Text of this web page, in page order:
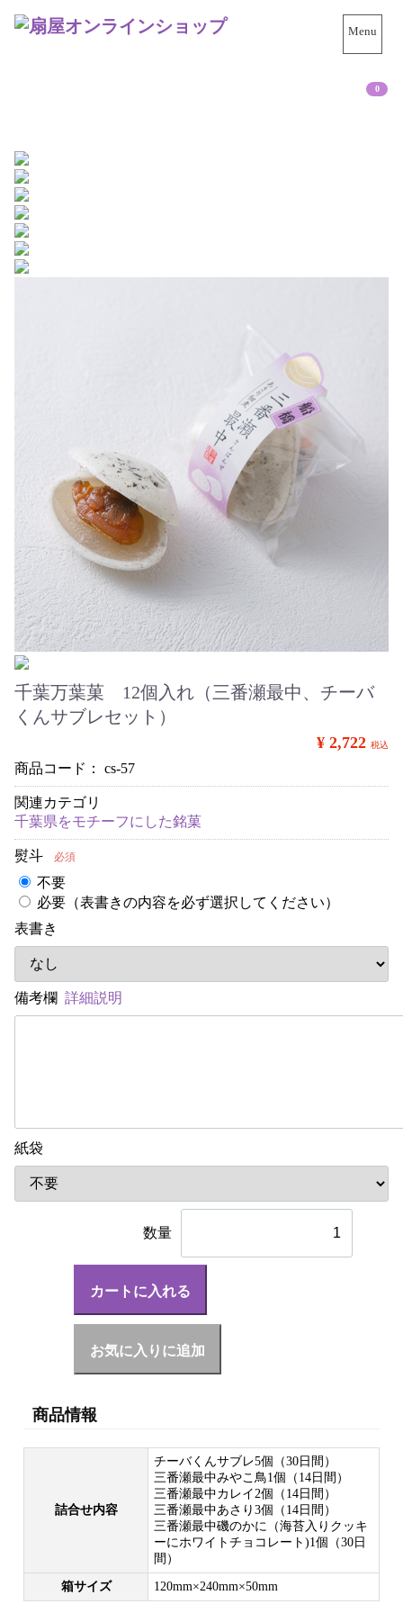
0
Menu
千葉万葉菓 12個入れ（三番瀬最中、チーバ
くんサブレセット）
¥ 2,722 税込
商品コード： cs-57
関連カテゴリ
千葉県をモチーフにした銘菓
熨斗 必須
不要
必要（表書きの内容を必ず選択してください）
表書き
備考欄 詳細説明
紙袋
数量
カートに入れる
お気に入りに追加
商品情報
詰合せ内容
チーバくんサブレ5個（30日間）
三番瀬最中みやこ鳥1個（14日間）
三番瀬最中カレイ2個（14日間）
三番瀬最中あさり3個（14日間）
三番瀬最中磯のかに（海苔入りクッキ
ーにホワイトチョコレート)1個（30日
間）
箱サイズ 120mm×240mm×50mm